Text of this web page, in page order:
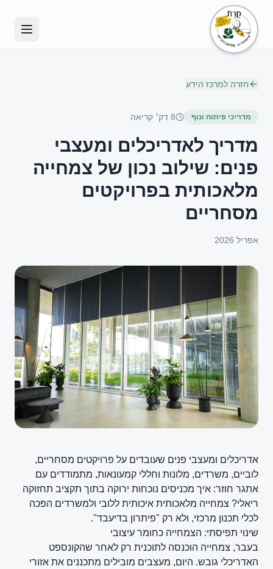
חזרה למרכז הידע
מדריכי פיתוח ונוף 8 דק׳ קריאה
מדריך לאדריכלים ומעצבי
פנים: שילוב נכון של צמחייה
מלאכותית בפרויקטים
מסחריים
אפריל 2026
אדריכלים ומעצבי פנים שעובדים על פרויקטים מסחריים,
לוביים, משרדים, מלונות וחללי קמעונאות, מתמודדים עם
אתגר חוזר: איך מכניסים נוכחות ירוקה בתוך תקציב תחזוקה
ריאלי? צמחייה מלאכותית איכותית ללובי ולמשרדים הפכה
לכלי תכנון מרכזי, ולא רק "פיתרון בדיעבד".
שינוי תפיסתי: הצמחייה כחומר עיצובי
בעבר, צמחייה הוכנסה לתוכנית רק לאחר שהקונספט
האדריכלי גובש. היום, מעצבים מובילים מתכננים את אזורי